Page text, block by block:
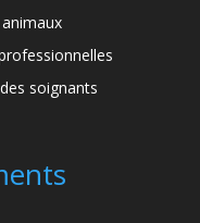
soignants